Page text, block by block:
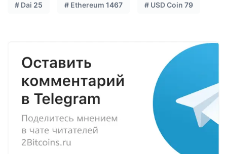
# Dai 25 # Ethereum 1467 # USD Coin 79